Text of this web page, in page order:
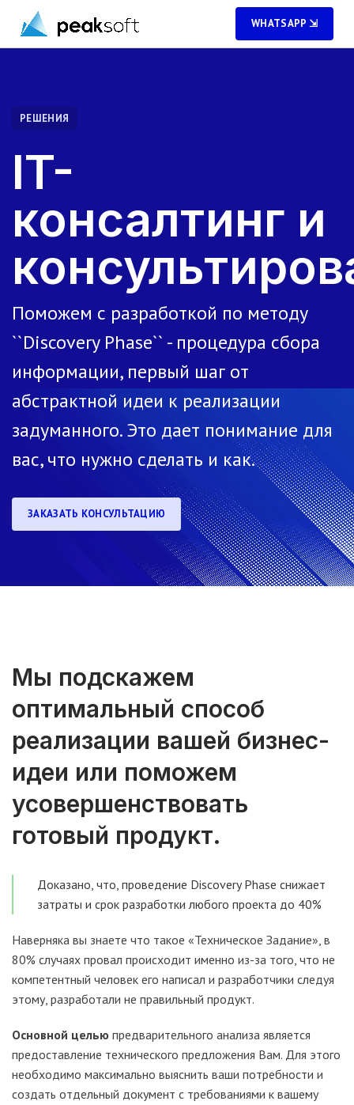
WHATSAPP ⇲
РЕШЕНИЯ
IT-
консалтинг и
Поможем с разработкой по методу
``Discovery Phase`` - процедура сбора
информации, первый шаг от
абстрактной идеи к реализации
задуманного. Это дает понимание для
вас, что нужно сделать и как.
ЗАКАЗАТЬ КОНСУЛЬТАЦИЮ
Мы подскажем
оптимальный способ
реализации вашей бизнес-
идеи или поможем
усовершенствовать
готовый продукт.
Доказано, что, проведение Discovery Phase снижает
затраты и срок разработки любого проекта до 40%
Наверняка вы знаете что такое «Техническое Задание», в
80% случаях провал происходит именно из-за того, что не
компетентный человек его написал и разработчики следуя
этому, разработали не правильный продукт.
Основной целью предварительного анализа является
предоставление технического предложения Вам. Для этого
необходимо максимально выяснить ваши потребности и
создать отдельный документ с требованиями к вашему